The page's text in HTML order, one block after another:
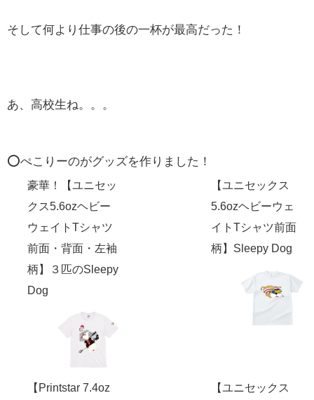
そして何より仕事の後の一杯が最高だった！
あ、高校生ね。。。
⭕️ぺこりーのがグッズを作りました！
豪華！【ユニセッ
クス5.6ozヘビー
ウェイトTシャツ
前面・背面・左袖
柄】３匹のSleepy
Dog
【ユニセックス
5.6ozヘビーウェ
イトTシャツ前面
柄】Sleepy Dog
【Printstar 7.4oz
【ユニセックス